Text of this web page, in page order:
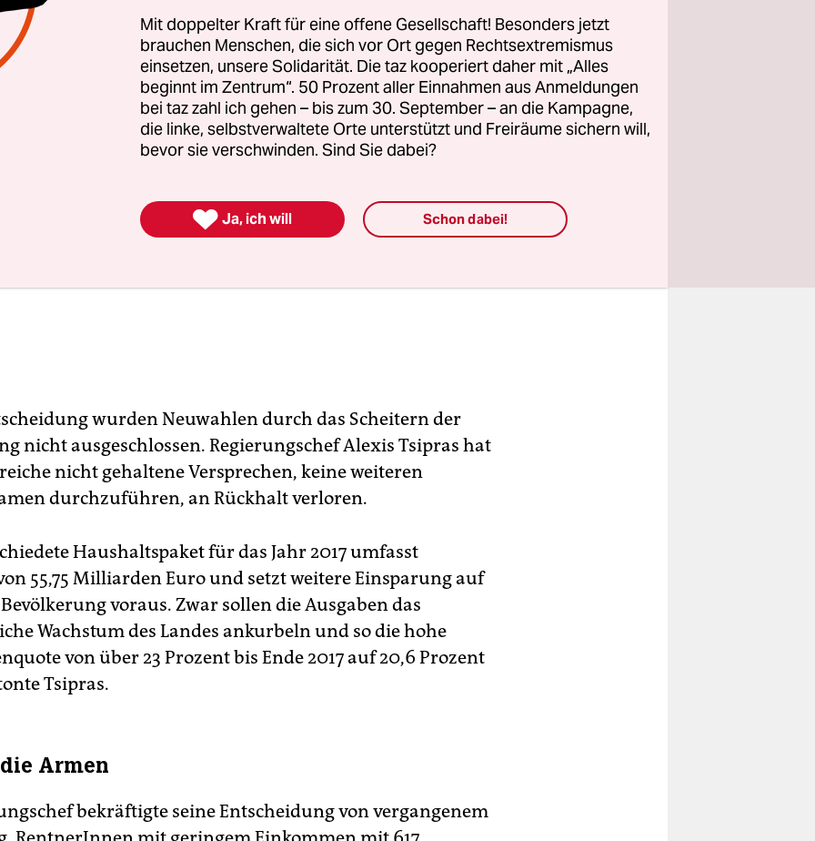
stimmten für den Plan, 146 ParlamentarierInnen
Zwei Abgeordnete waren nicht anwesend.
wurden Neuwahlen durch das Scheitern der
nicht ausgeschlossen. Regierungschef Alexis Tsipras hat
nicht gehaltene Versprechen, keine weiteren
durchzuführen, an Rückhalt verloren.
Haushaltspaket für das Jahr 2017 umfasst
55,75 Milliarden Euro und setzt weitere Einsparung auf
voraus. Zwar sollen die Ausgaben das
Wachstum des Landes ankurbeln und so die hohe
von über 23 Prozent bis Ende 2017 auf 20,6 Prozent
Tsipras.
Armen
bekräftigte seine Entscheidung von vergangenem
Mit doppelter Kraft für eine offene Gesellschaft! Besonders jetzt
brauchen Menschen, die sich vor Ort gegen Rechtsextremismus
einsetzen, unsere Solidarität. Die taz kooperiert daher mit „Alles
beginnt im Zentrum“. 50 Prozent aller Einnahmen aus Anmeldungen
bei taz zahl ich gehen – bis zum 30. September – an die Kampagne,
die linke, selbstverwaltete Orte unterstützt und Freiräume sichern will,
bevor sie verschwinden. Sind Sie dabei?
 Ja, ich will Schon dabei!